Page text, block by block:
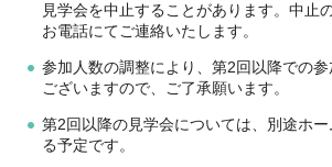
見学会を中止することがあります。中止
お電話にてご連絡いたします。
参加人数の調整により、第2回以降での
ございますので、ご了承願います。
第2回以降の見学会については、別途ホ
る予定です。